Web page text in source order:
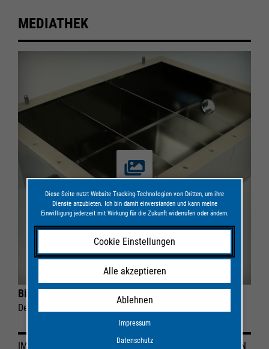
MEDIATHEK
Bildergalerie
Detaillierte Fotos zum Sedimentationskasten
IMPRESSUM DATENSCHUTZ COOKIE-EINSTELLUNGEN
Diese Seite nutzt Website Tracking-Technologien von Dritten, um ihre
Dienste anzubieten. Ich bin damit einverstanden und kann meine
Einwilligung jederzeit mit Wirkung für die Zukunft widerrufen oder ändern.
Cookie Einstellungen
Alle akzeptieren
Ablehnen
Impressum
Datenschutz